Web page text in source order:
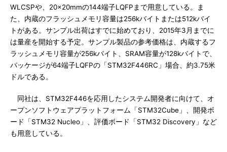
WLCSPや、20×20mmの144端子LQFPまで用意している。ま
た、内蔵のフラッシュメモリ容量は256kバイトまたは512kバイ
トがある。サンプル出荷はすでに始めており、2015年3月までに
は量産を開始する予定。サンプル製品の参考価格は、内蔵するフ
ラッシュメモリ容量が256kバイト、SRAM容量が128kバイトで、
パッケージが64端子LQFPの「STM32F446RC」場合、約3.75米
ドルである。
同社は、STM32F446を応用したシステム開発者に向けて、オ
ープンソフトウェアプラットフォーム「STM32Cube」、開発ボ
ード「STM32 Nucleo」、評価ボード「STM32 Discovery」など
も用意している。